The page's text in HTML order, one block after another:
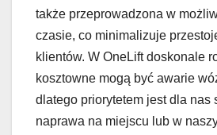
także przeprowadzona w
czasie, co minimalizuje
klientów. W OneLift doskonale
kosztowne mogą być awarie
dlatego priorytetem jest dla nas
naprawa na miejscu lub w